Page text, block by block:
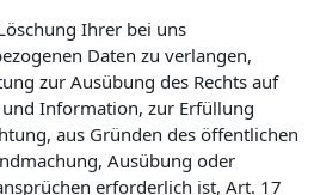
Ihrer bei uns
Daten zu verlangen,
zur Ausübung des Rechts auf
Information, zur Erfüllung
aus Gründen des öffentlichen
Ausübung oder
erforderlich ist, Art. 17